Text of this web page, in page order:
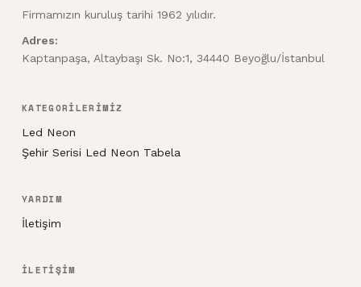
Firmamızın kuruluş tarihi 1962 yılıdır.
Adres:
Kaptanpaşa, Altaybaşı Sk. No:1, 34440 Beyoğlu/İstanbul
KATEGORİLERİMİZ
Led Neon
Şehir Serisi Led Neon Tabela
YARDIM
İletişim
İLETİŞİM